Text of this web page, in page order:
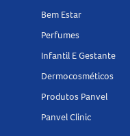
Bem Estar
Perfumes
Infantil E Gestante
Dermocosméticos
Produtos Panvel
Panvel Clinic